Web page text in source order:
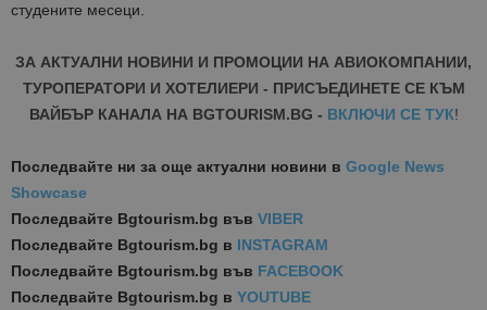
студените месеци.
ЗА АКТУАЛНИ НОВИНИ И ПРОМОЦИИ НА АВИОКОМПАНИИ,
ТУРОПЕРАТОРИ И ХОТЕЛИЕРИ - ПРИСЪЕДИНЕТЕ СЕ КЪМ
ВАЙБЪР КАНАЛА НА BGTOURISM.BG - ВКЛЮЧИ СЕ ТУК!
Последвайте ни за още актуални новини в Google News
Showcase
Последвайте Bgtourism.bg във VIBER
Последвайте Bgtourism.bg в INSTAGRAM
Последвайте Bgtourism.bg във FACEBOOK
Последвайте Bgtourism.bg в YOUTUBE